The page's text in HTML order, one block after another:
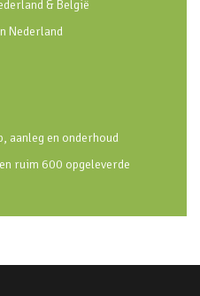
& België
Nederland
aanleg en onderhoud
ruim 600 opgeleverde